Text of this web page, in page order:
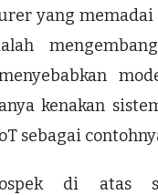
yang memadai
kenakan
sebagai
di atas